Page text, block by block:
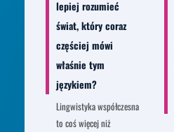
lepiej rozumieć
świat, który coraz
częściej mówi
właśnie tym
językiem?
Lingwistyka współczesna
to coś więcej niż